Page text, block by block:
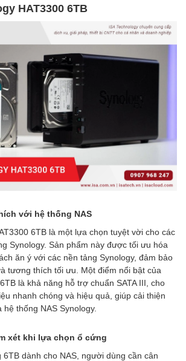
HAT3300 6TB
với hệ thống NAS
6TB là một lựa chọn tuyệt vời cho các
Synology. Sản phẩm này được tối ưu hóa
ăn ý với các nền tảng Synology, đảm bảo
tương thích tối ưu. Một điểm nổi bật của
là khả năng hỗ trợ chuẩn SATA III, cho
nhanh chóng và hiệu quả, giúp cải thiện
thống NAS Synology.
xét khi lựa chọn ổ cứng
6TB dành cho NAS, người dùng cần cân